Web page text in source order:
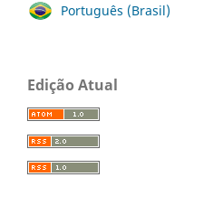
Português (Brasil)
Edição Atual